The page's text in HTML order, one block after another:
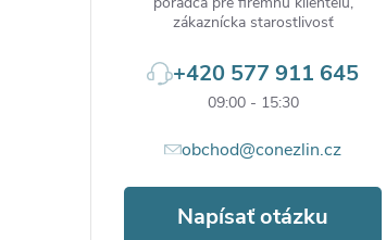
zákaznícka starostlivosť
+420 577 911 645
09:00 - 15:30
obchod@conezlin.cz
Napísať otázku